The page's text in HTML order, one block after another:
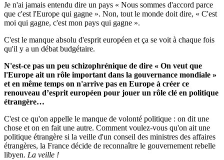
Je n'ai jamais entendu dire un pays « Nous sommes d'accord parce
que c'est l'Europe qui gagne ». Non, tout le monde doit dire, « C'est
moi qui gagne, c'est mon pays qui gagne ».
C'est le manque absolu d'esprit européen et ça se voit à chaque fois
qu'il y a un débat budgétaire.
N'est-ce pas un peu schizophrénique de dire « On veut que
l'Europe ait un rôle important dans la gouvernance mondiale »
et en même temps on n'arrive pas en Europe à créer ce
renouveau d’esprit européen pour jouer un rôle clé en politique
étrangère…
C'est ce qu'on appelle le manque de volonté politique : on dit une
chose et on en fait une autre. Comment voulez-vous qu'on ait une
politique étrangère si la veille d'un conseil des ministres des affaires
étrangères, la France décide de reconnaître le gouvernement rebelle
libyen. La veille !